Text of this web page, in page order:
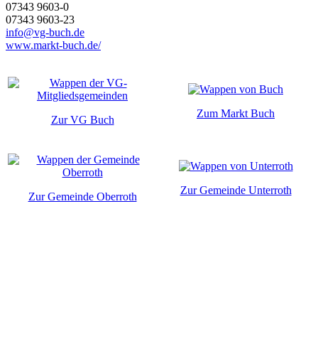
07343 9603-0
07343 9603-23
info@vg-buch.de
www.markt-buch.de/
Zur VG Buch
Zum Markt Buch
Zur Gemeinde Oberroth
Zur Gemeinde Unterroth